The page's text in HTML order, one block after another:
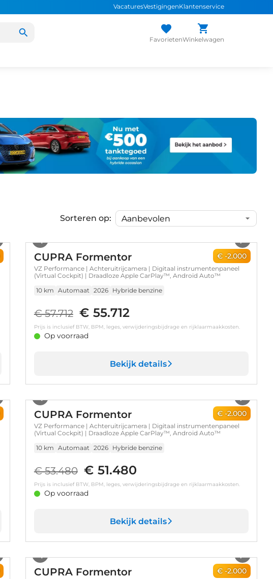
VacaturesVestigingenKlantenservice
FavorietenWinkelwagen
Sorteren op:
€ -2.000
CUPRA Formentor
VZ Performance | Achteruitrijcamera | Digitaal instrumentenpaneel
(Virtual Cockpit) | Draadloze Apple CarPlay™, Android Auto™
10 km Automaat 2026 Hybride benzine
€ 57.712 € 55.712
Prijs is inclusief BTW, BPM, leges, verwijderingsbijdrage en rijklaarmaakkosten.
Op voorraad
Bekijk details
€ -2.000
CUPRA Formentor
VZ Performance | Achteruitrijcamera | Digitaal instrumentenpaneel
(Virtual Cockpit) | Draadloze Apple CarPlay™, Android Auto™
10 km Automaat 2026 Hybride benzine
€ 53.480 € 51.480
Prijs is inclusief BTW, BPM, leges, verwijderingsbijdrage en rijklaarmaakkosten.
Op voorraad
Bekijk details
€ -2.000
CUPRA Formentor